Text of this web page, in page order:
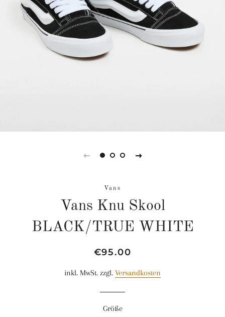
Vans
Vans Knu Skool
BLACK/TRUE WHITE
Normaler
Sonderpreis
€95.00
inkl. MwSt. zzgl. Versandkosten
Größe